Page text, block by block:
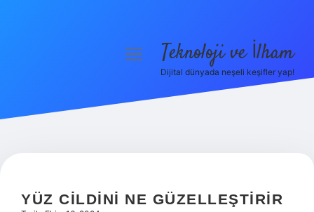
Hakkımızda
menüyüTeknoloji ve İlham
Dijital dünyada neşeli keşifler yap!
YÜZ CILDINI NE GÜZELLEŞTIRIR